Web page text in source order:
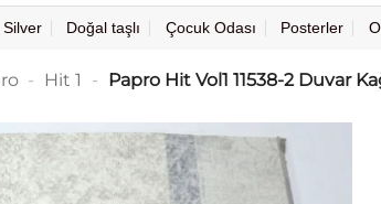
Doğal taşlı Çocuk Odası Posterler
- Hit 1 - Papro Hit Vol1 11538-2 Duvar